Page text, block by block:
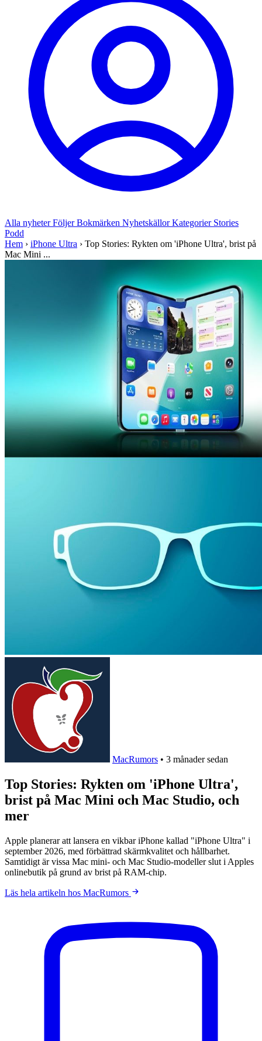
Alla nyheterFöljerBokmärken NyhetskällorKategorier Stories
Podd
Hem › iPhone Ultra › Top Stories: Rykten om 'iPhone Ultra', brist på
Mac Mini ...
MacRumors • 3 månader sedan
Top Stories: Rykten om 'iPhone Ultra',
brist på Mac Mini och Mac Studio, och
mer
Apple planerar att lansera en vikbar iPhone kallad "iPhone Ultra" i
september 2026, med förbättrad skärmkvalitet och hållbarhet.
Samtidigt är vissa Mac mini- och Mac Studio-modeller slut i Apples
onlinebutik på grund av brist på RAM-chip.
Läs hela artikeln hos MacRumors